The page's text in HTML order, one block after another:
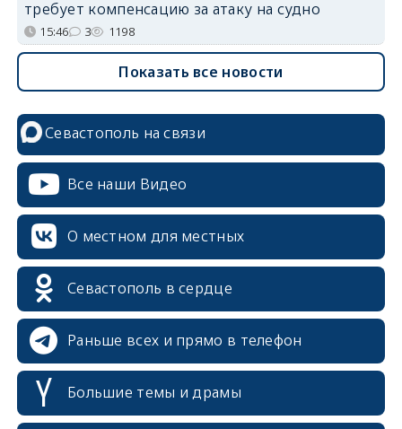
требует компенсацию за атаку на судно
15:46 3 1198
Показать все новости
Севастополь на связи
Все наши Видео
О местном для местных
Севастополь в сердце
Раньше всех и прямо в телефон
Большие темы и драмы